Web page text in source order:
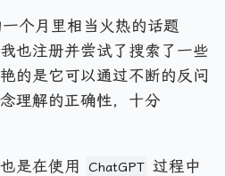
个月里相当火热的话题
也注册并尝试了搜索了一些
的是它可以通过不断的反问
理解的正确性，十分
是在使用 ChatGPT 过程中